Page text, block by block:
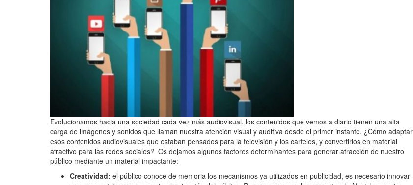
Evolucionamos hacia una sociedad cada vez más audiovisual, los contenidos que vemos a diario tienen una alta
carga de imágenes y sonidos que llaman nuestra atención visual y auditiva desde el primer instante. ¿Cómo adaptar
esos contenidos audiovisuales que estaban pensados para la televisión y los carteles, y convertirlos en material
atractivo para las redes sociales? Os dejamos algunos factores determinantes para generar atracción de nuestro
público mediante un material impactante:
Creatividad: el público conoce de memoria los mecanismos ya utilizados en publicidad, es necesario innovar